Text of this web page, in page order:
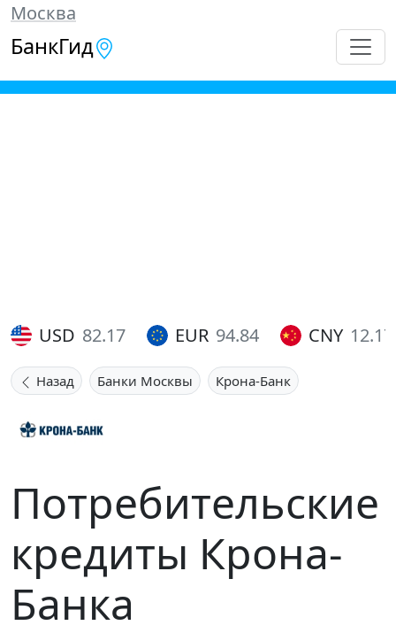
Москва
БанкГид
USD 82.17 EUR 94.84 CNY 12.17
Назад Банки Москвы Крона-Банк
Потребительские
кредиты Крона-
Банка